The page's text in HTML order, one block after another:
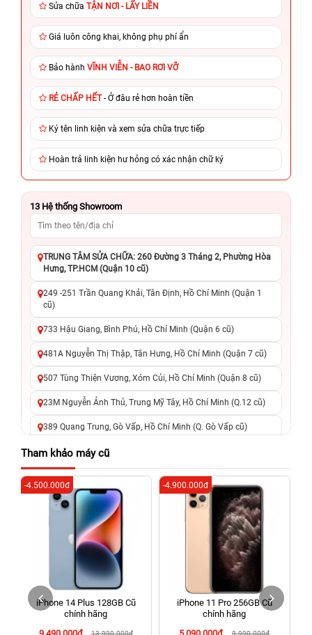
Sửa chữa TẬN NƠI - LẤY LIỀN
Giá luôn công khai, không phụ phí ẩn
Bảo hành VĨNH VIỄN - BAO RƠI VỠ
RẺ CHẤP HẾT- Ở đâu rẻ hơn hoàn tiền
Ký tên linh kiện và xem sửa chữa trực tiếp
Hoàn trả linh kiện hư hỏng có xác nhận chữ ký
13 Hệ thống Showroom
TRUNG TÂM SỬA CHỮA: 260 Đường 3 Tháng 2, Phường Hòa
Hưng, TP.HCM (Quận 10 cũ)
249 -251 Trần Quang Khải, Tân Định, Hồ Chí Minh (Quận 1
cũ)
733 Hậu Giang, Bình Phú, Hồ Chí Minh (Quận 6 cũ)
481A Nguyễn Thị Thập, Tân Hưng, Hồ Chí Minh (Quận 7 cũ)
507 Tùng Thiện Vương, Xóm Củi, Hồ Chí Minh (Quận 8 cũ)
23M Nguyễn Ảnh Thủ, Trung Mỹ Tây, Hồ Chí Minh (Q.12 cũ)
389 Quang Trung, Gò Vấp, Hồ Chí Minh (Q. Gò Vấp cũ)
625 - 625A Âu Cơ, Tân Phú, Hồ Chí Minh (Quận Tân Phú cũ)
326 Lê Văn Việt, Tăng Nhơn Phú, Hồ Chí Minh (Q.9 TP. Thủ
Đức cũ)
256 Võ Văn Ngân, Thủ Đức, Hồ Chí Minh (Bình Thọ, TP. Thủ
70 Nguyễn An Ninh, Dĩ An, Hồ Chí Minh (Bình Dương Cũ)
24h Vũng Tàu: 162A Ba Cu, Vũng Tàu, Hồ Chí Minh (TP. Vũng
Tàu cũ)
198 Hoàng Văn Thụ, Tân Sơn Nhất, Hồ Chí Minh (Tân Bình
Tham khảo máy cũ
iPhone 14 Plus 128GB Cũ
chính hãng
13.990.000đ
-4.500.000đ
iPhone 11 Pro 256GB Cũ
chính hãng
9.990.000đ
-4.900.000đ